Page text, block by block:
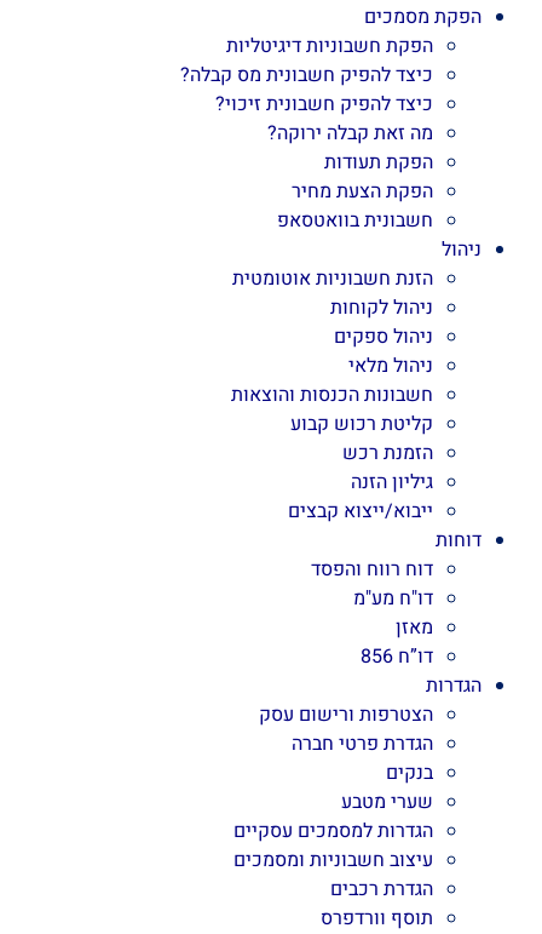
הפקת מסמכים
הפקת חשבוניות דיגיטליות
כיצד להפיק חשבונית מס קבלה?
כיצד להפיק חשבונית זיכוי?
מה זאת קבלה ירוקה?
הפקת תעודות
הפקת הצעת מחיר
חשבונית בוואטסאפ
ניהול
הזנת חשבוניות אוטומטית
ניהול לקוחות
ניהול ספקים
ניהול מלאי
חשבונות הכנסות והוצאות
קליטת רכוש קבוע
הזמנת רכש
גיליון הזנה
ייבוא/ייצוא קבצים
דוחות
דוח רווח והפסד
דו"ח מע"מ
מאזן
דו”ח 856
הגדרות
הצטרפות ורישום עסק
הגדרת פרטי חברה
בנקים
שערי מטבע
הגדרות למסמכים עסקיים
עיצוב חשבוניות ומסמכים
הגדרת רכבים
תוסף וורדפרס